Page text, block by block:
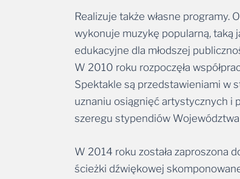
Realizuje także własne
wykonuje muzykę popularną, taką
edukacyjne dla młodszej
W 2010 roku rozpoczęła
Spektakle są przedstawieniami w
uznaniu osiągnięć artystycznych i
szeregu stypendiów
W 2014 roku została zaproszona
ścieżki dźwiękowej